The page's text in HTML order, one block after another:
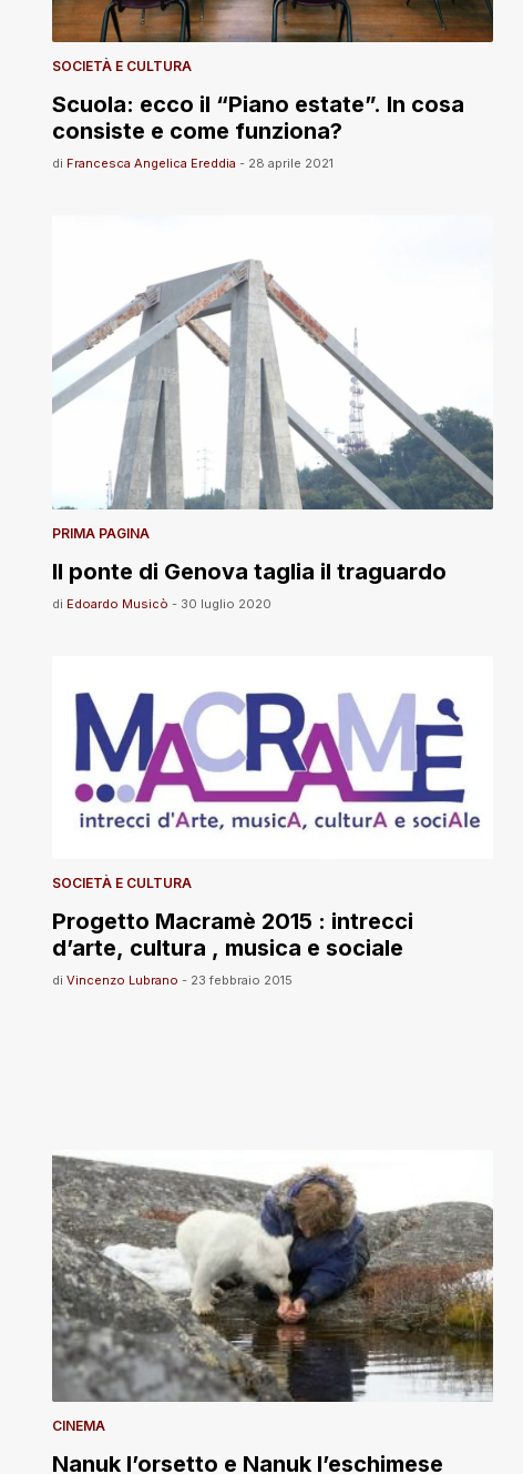
SOCIETÀ E CULTURA
Scuola: ecco il “Piano estate”. In cosa
consiste e come funziona?
di Francesca Angelica Ereddia - 28 aprile 2021
PRIMA PAGINA
Il ponte di Genova taglia il traguardo
di Edoardo Musicò - 30 luglio 2020
SOCIETÀ E CULTURA
Progetto Macramè 2015 : intrecci
d’arte, cultura , musica e sociale
di Vincenzo Lubrano - 23 febbraio 2015
CINEMA
Nanuk l’orsetto e Nanuk l’eschimese